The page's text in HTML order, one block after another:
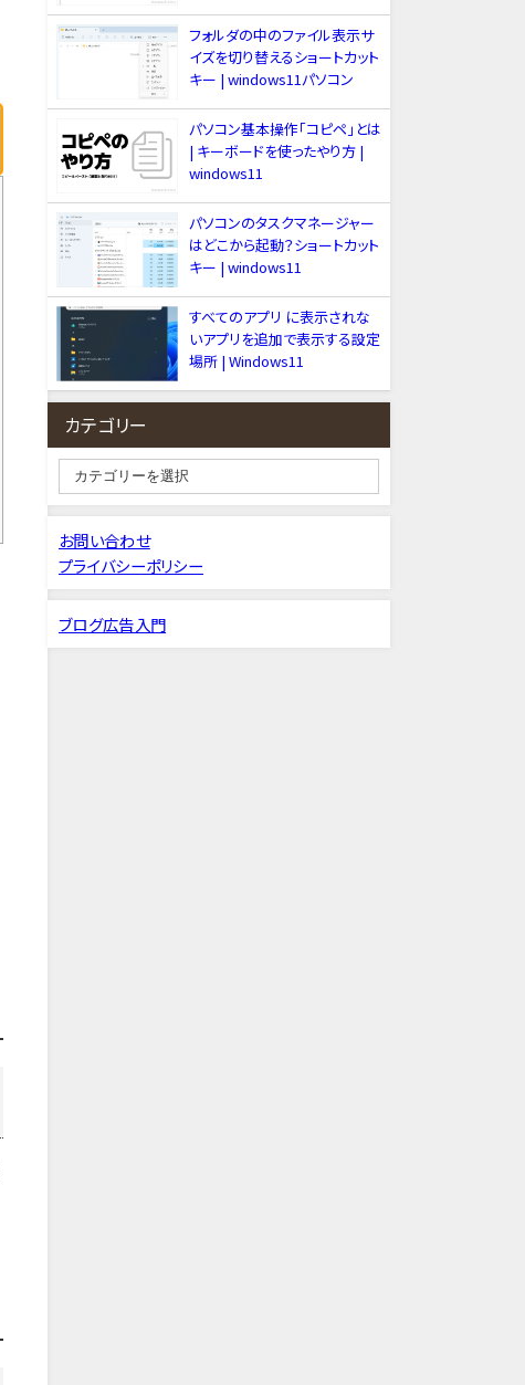
フォルダの中のファイル表示サ
イズを切り替えるショートカット
キー | windows11パソコン
パソコン基本操作「コピペ」とは
| キーボードを使ったやり方 |
windows11
パソコンのタスクマネージャー
はどこから起動？ショートカット
キー | windows11
すべてのアプリ に表示されな
いアプリを追加で表示する設定
場所 | Windows11
カテゴリー
お問い合わせ
プライバシーポリシー
ブログ広告入門